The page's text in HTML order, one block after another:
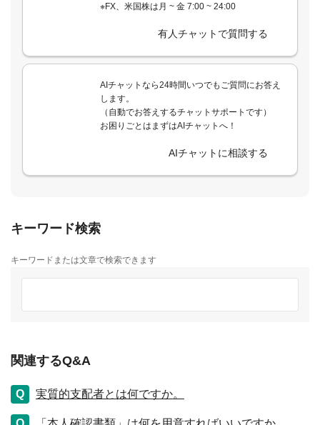
※FX、米国株は月 ~ 金 7:00 ~ 24:00
有人チャットで質問する
AIチャットなら24時間いつでもご質問にお答え
します。
（自動でお答えするチャットサポートです）
お困りごとはまずはAIチャットへ！
AIチャットに相談する
キーワード検索
キーワードまたは文章で検索できます
関連するQ&A
実質的支配者とは何ですか。